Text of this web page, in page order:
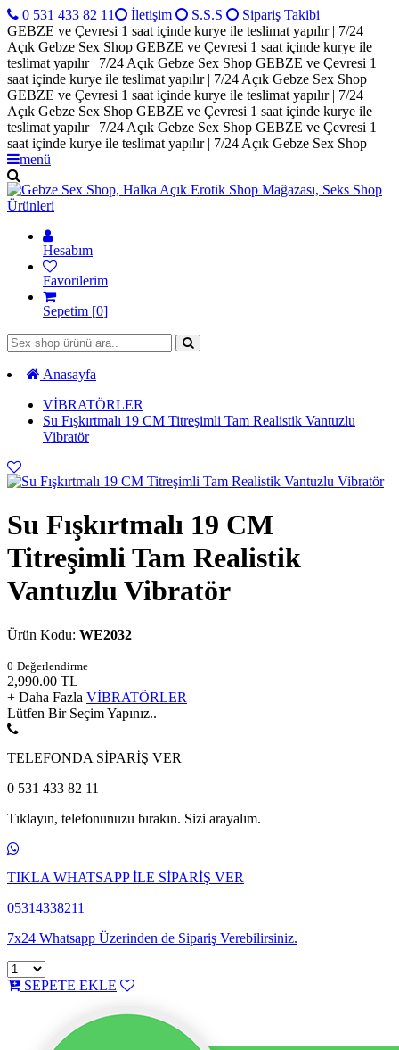
0 531 433 82 11 İletişim S.S.S
Sipariş Takibi
GEBZE ve Çevresi 1 saat içinde kurye ile teslimat yapılır | 7/24
Açık Gebze Sex Shop GEBZE ve Çevresi 1 saat içinde kurye ile
teslimat yapılır | 7/24 Açık Gebze Sex Shop GEBZE ve Çevresi 1
saat içinde kurye ile teslimat yapılır | 7/24 Açık Gebze Sex Shop
GEBZE ve Çevresi 1 saat içinde kurye ile teslimat yapılır | 7/24
Açık Gebze Sex Shop GEBZE ve Çevresi 1 saat içinde kurye ile
teslimat yapılır | 7/24 Açık Gebze Sex Shop GEBZE ve Çevresi 1
saat içinde kurye ile teslimat yapılır | 7/24 Açık Gebze Sex Shop
menü
Hesabım
Favorilerim
Sepetim [0]
Anasayfa
VİBRATÖRLER
Su Fışkırtmalı 19 CM Titreşimli Tam Realistik Vantuzlu
Vibratör
Su Fışkırtmalı 19 CM
Titreşimli Tam Realistik
Vantuzlu Vibratör
Ürün Kodu: WE2032
0 Değerlendirme
2,990.00 TL
+ Daha Fazla VİBRATÖRLER
Lütfen Bir Seçim Yapınız..
TELEFONDA SİPARİŞ VER
0 531 433 82 11
Tıklayın, telefonunuzu bırakın. Sizi arayalım.
TIKLA WHATSAPP İLE SİPARİŞ VER
05314338211
7x24 Whatsapp Üzerinden de Sipariş Verebilirsiniz.
SEPETE EKLE